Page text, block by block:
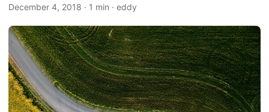
December 4, 2018 · 1 min · eddy